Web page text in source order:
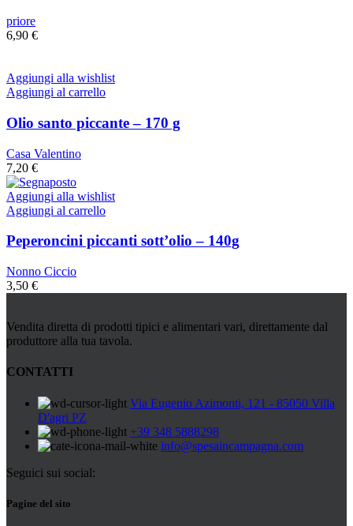
priore
6,90 €
Aggiungi alla wishlist
Aggiungi al carrello
Olio santo piccante – 170 g
Casa Valentino
7,20 €
Aggiungi alla wishlist
Aggiungi al carrello
Peperoncini piccanti sott’olio – 140g
Nonno Ciccio
3,50 €
Vendita diretta di prodotti tipici e alimentari vari, direttamente dal
produttore alla tua tavola.
CONTATTI
Via Eugenio Azimonti, 121 - 85050 Villa
D'agri PZ
+39 348 5888298
info@spesaincampagna.com
Seguici sui social:
Pagine del sito